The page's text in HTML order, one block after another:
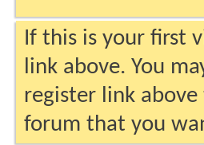
If this is your first
link above. You
register link above
forum that you